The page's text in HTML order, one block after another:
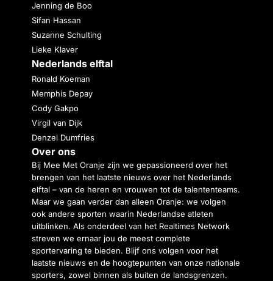
Jenning de Boo
Sifan Hassan
Suzanne Schulting
Lieke Klaver
Nederlands elftal
Ronald Koeman
Memphis Depay
Cody Gakpo
Virgil van Dijk
Denzel Dumfries
Over ons
Bij Mee Met Oranje zijn we gepassioneerd over het
brengen van het laatste nieuws over het Nederlands
elftal – van de heren en vrouwen tot de talententeams.
Maar we gaan verder dan alleen Oranje: we volgen
ook andere sporten waarin Nederlandse atleten
uitblinken. Als onderdeel van het Realtimes Network
streven we ernaar jou de meest complete
sportervaring te bieden. Blijf ons volgen voor het
laatste nieuws en de hoogtepunten van onze nationale
sporters, zowel binnen als buiten de landsgrenzen.